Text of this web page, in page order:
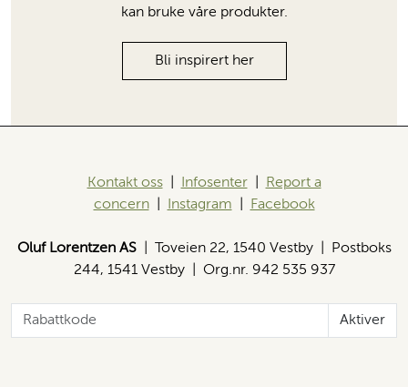
kan bruke våre produkter.
Bli inspirert her
Kontakt oss| Infosenter| Report a
concern| Instagram Facebook
Oluf Lorentzen AS| Toveien 22, 1540 Vestby | Postboks
244, 1541 Vestby | Org.nr. 942 535 937
Aktiver